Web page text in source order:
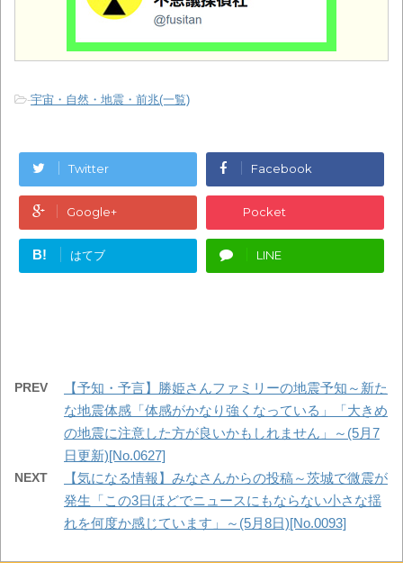
-宇宙・自然・地震・前兆(一覧)
Twitter Facebook
Google+ Pocket
B! はてブ LINE
PREV
【予知・予言】勝姫さんファミリーの地震予知～新た
な地震体感「体感がかなり強くなっている」「大きめ
の地震に注意した方が良いかもしれません」～(5月7
日更新)[No.0627]
NEXT
【気になる情報】みなさんからの投稿～茨城で微震が
発生「この3日ほどでニュースにもならない小さな揺
れを何度か感じています」～(5月8日)[No.0093]